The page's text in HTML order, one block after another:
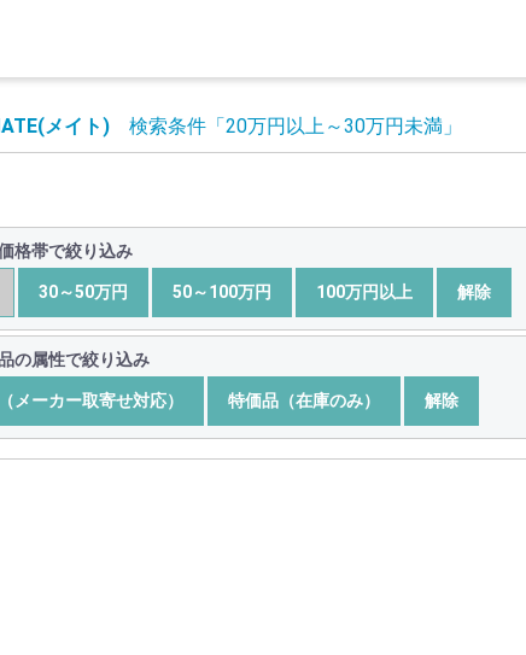
メイト) 検索条件 「20万円以上～30万円未満」
格帯で絞り込み
30～50万円 50～100万円 100万円以上 解除
の属性で絞り込み
メーカー取寄せ対応） 特価品（在庫のみ） 解除